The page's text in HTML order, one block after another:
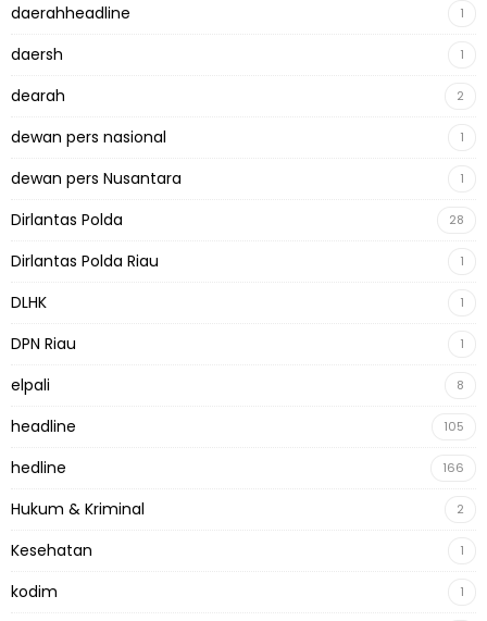
daerahheadline 1
daersh 1
dearah 2
dewan pers nasional 1
dewan pers Nusantara 1
Dirlantas Polda 28
Dirlantas Polda Riau 1
DLHK 1
DPN Riau 1
elpali 8
headline 105
hedline 166
Hukum & Kriminal 2
Kesehatan 1
kodim 1